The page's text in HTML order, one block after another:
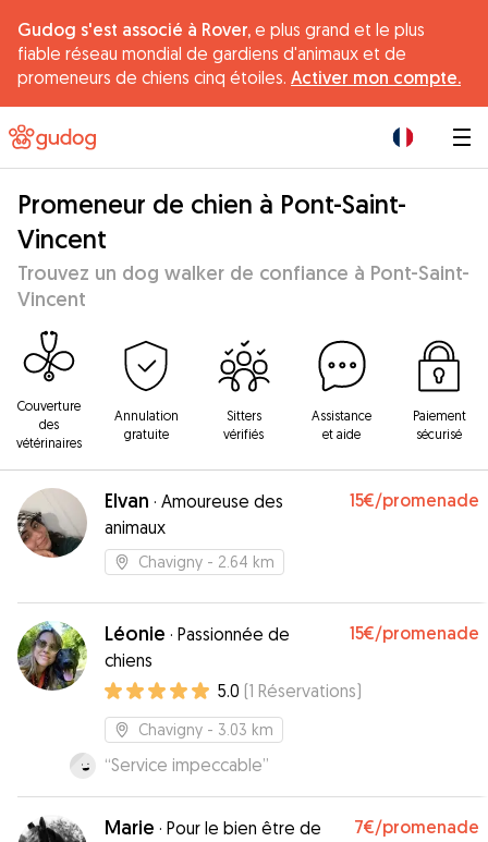
Gudog s'est associé à Rover, e plus grand et le plus
fiable réseau mondial de gardiens d'animaux et de
promeneurs de chiens cinq étoiles. Activer mon compte.
Promeneur de chien à Pont-Saint-
Vincent
Trouvez un dog walker de confiance à Pont-Saint-
Vincent
Couverture
des
vétérinaires
Annulation
gratuite
Sitters
vérifiés
Assistance
et aide
Paiement
sécurisé
Elvan · Amoureuse des
animaux
15€/promenade
Chavigny - 2.64 km
Léonie · Passionnée de
chiens
15€/promenade
5.0 (1 Réservations)
Chavigny - 3.03 km
“Service impeccable”
Marie · Pour le bien être de
7€/promenade